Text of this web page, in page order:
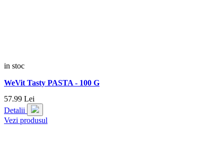
in stoc
WeVit Tasty PASTA - 100 G
57.99 Lei
Detalii
Vezi produsul